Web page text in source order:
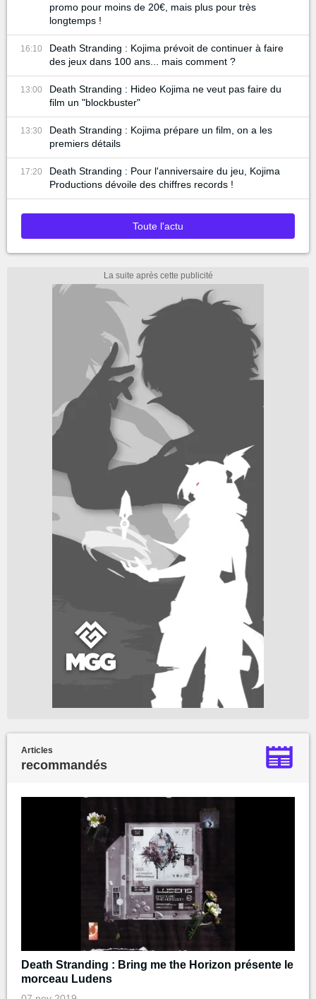
promo pour moins de 20€, mais plus pour très
longtemps !
16:10
Death Stranding : Kojima prévoit de continuer à faire
des jeux dans 100 ans... mais comment ?
13:00
Death Stranding : Hideo Kojima ne veut pas faire du
film un "blockbuster"
13:30
Death Stranding : Kojima prépare un film, on a les
premiers détails
17:20
Death Stranding : Pour l'anniversaire du jeu, Kojima
Productions dévoile des chiffres records !
Toute l'actu
Articles
recommandés
Death Stranding : Bring me the Horizon présente le
morceau Ludens